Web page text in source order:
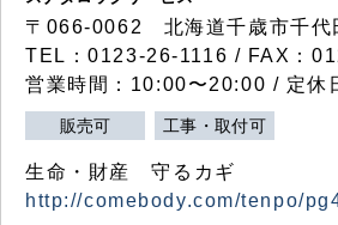
〒066-0062 北海道千歳市千代
TEL：0123-26-1116 / FAX：
営業時間：10:00〜20:00 / 定休
販売可 工事・取付可
生命・財産 守るカギ
http://comebody.com/tenpo/